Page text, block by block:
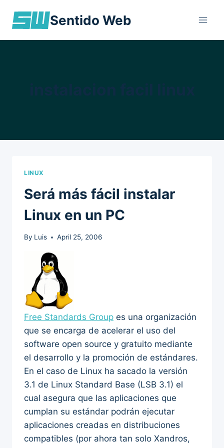
Sentido Web
LINUX
Será más fácil instalar
Linux en un PC
By Luis April 25, 2006
Free Standards Group es una organización
que se encarga de acelerar el uso del
software open source y gratuito mediante
el desarrollo y la promoción de estándares.
En el caso de Linux ha sacado la versión
3.1 de Linux Standard Base (LSB 3.1) el
cual asegura que las aplicaciones que
cumplan su estándar podrán ejecutar
aplicaciones creadas en distribuciones
compatibles (por ahora tan solo Xandros,